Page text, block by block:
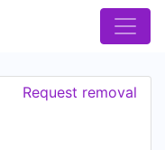
Request removal